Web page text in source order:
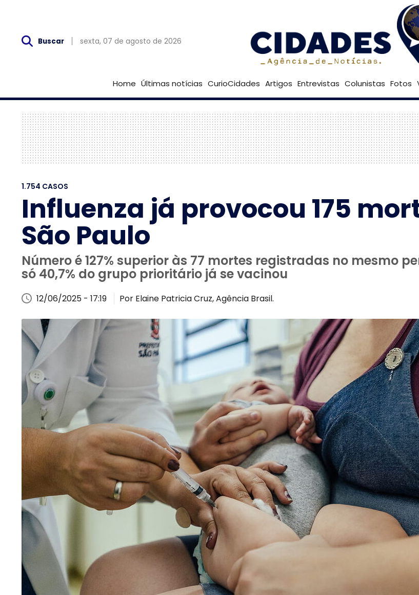
Buscar sexta, 07 de agosto de 2026 Goiânia 21º
Home Últimas notícias CurioCidades Artigos Entrevistas Colunistas Fotos
1.754 CASOS
Influenza já provocou 175
São Paulo
Número é 127% superior às 77 mortes registradas no mesmo
só 40,7% do grupo prioritário já se vacinou
12/06/2025 - 17:19 Por Elaine Patricia Cruz, Agência Brasil.